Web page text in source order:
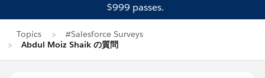
$999 passes.
Topics
#Salesforce Surveys
Abdul Moiz Shaik の質問